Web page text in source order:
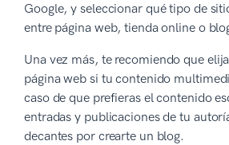
Google, y seleccionar qué tipo de
entre página web, tienda online o
Una vez más, te recomiendo que
página web si tu contenido
caso de que prefieras el contenido
entradas y publicaciones de tu
decantes por crearte un blog.